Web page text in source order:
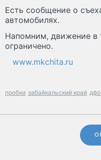
Есть сообщение о
автомобилях.
Напомним, движение в
ограничено.
www.mkchita.ru
пробки забайкальский край дфо